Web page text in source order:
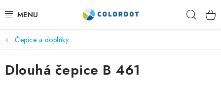
na
REKLAMNÍ TEXTIL
REKLAMNÍ PŘEDMĚTY
Čepice a doplňky
Dlouhá čepice B 461